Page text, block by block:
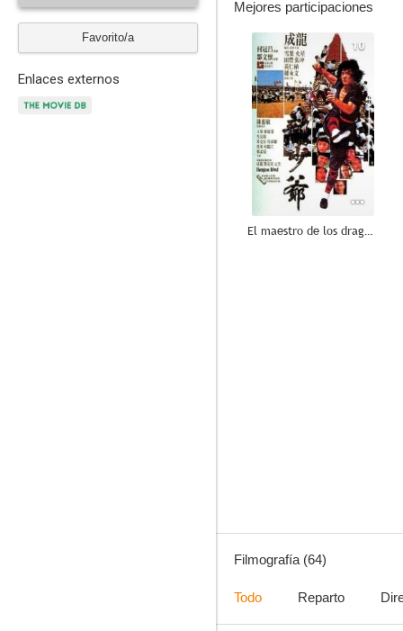
Favorito/a
Enlaces externos
Mejores participaciones
10
El maestro de los dragones (Lord Dragón)
Filmografía (64)
Todo Reparto